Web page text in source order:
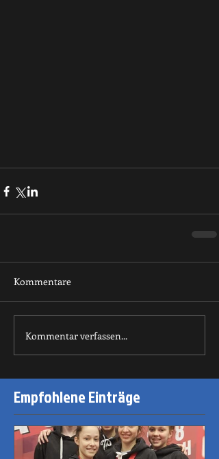
Kommentare
Kommentar verfassen...
Empfohlene Einträge